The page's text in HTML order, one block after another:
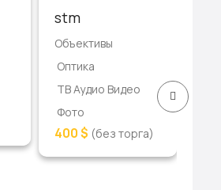
stm
Объективы
Оптика
ТВ Аудио Видео
Фото
400 $ (без торга)